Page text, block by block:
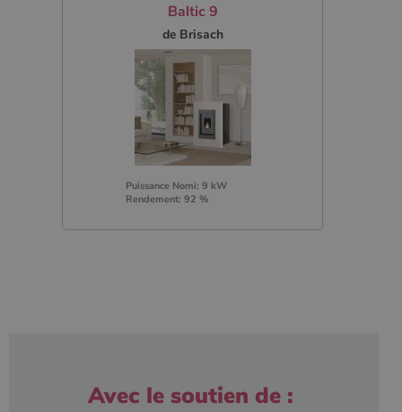
Baltic 9
de Brisach
Puissance Nomi: 9 kW
Rendement: 92 %
Avec le soutien de :